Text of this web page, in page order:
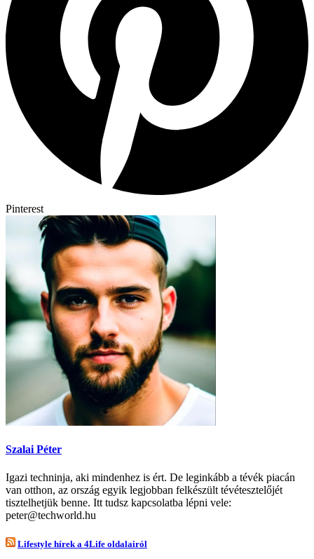
Pinterest
Szalai Péter
Igazi techninja, aki mindenhez is ért. De leginkább a tévék piacán
van otthon, az ország egyik legjobban felkészült tévétesztelőjét
tisztelhetjük benne. Itt tudsz kapcsolatba lépni vele:
peter@techworld.hu
Lifestyle hírek a 4Life oldalairól